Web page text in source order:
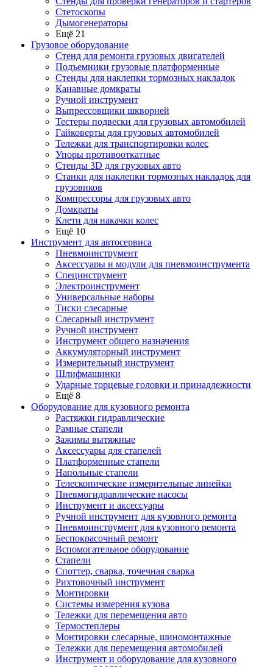
Стетоскопы
Дымогенераторы
Ещё 21
Грузовое оборудование
Стенд для ремонта грузовых двигателей
Подъемники грузовые платформенные
Стенды для наклепки тормозных накладок
Канавные домкраты
Ручной инструмент
Выпрессовщики шкворней
Тестеры подвески для грузовых автомобилей
Гайковерты для грузовых автомобилей
Тележки для транспортировки колес
Упоры противооткатные
Стенды 3D для грузовых авто
Станки для наклепки тормозных накладок для
грузовиков
Компрессоры для грузовых авто
Домкраты
Клети для накачки колес
Ещё 10
Инструмент для автосервиса
Пневмоинструмент
Аксессуары и модули для пневмоинструмента
Специнструмент
Электроинструмент
Универсальные наборы
Тиски слесарные
Слесарный инструмент
Ручной инструмент
Инструмент общего назначения
Аккумуляторный инструмент
Измерительный инструмент
Шлифмашинки
Ударные торцевые головки и принадлежности
Ещё 8
Оборудование для кузовного ремонта
Растяжки гидравлические
Рамные стапели
Зажимы вытяжные
Аксессуары для стапелей
Платформенные стапели
Напольные стапели
Телескопические измерительные линейки
Пневмогидравлические насосы
Инструмент и аксессуары
Ручной инструмент для кузовного ремонта
Пневмоинструмент для кузовного ремонта
Беспокрасочный ремонт
Вспомогательное оборудование
Стапели
Споттер, сварка, точечная сварка
Рихтовочный инструмент
Монтировки
Системы измерения кузова
Тележки для перемещения авто
Термостеплеры
Монтировки слесарные, шиномонтажные
Тележки для перемещения автомобилей
Инструмент и оборудование для кузовного